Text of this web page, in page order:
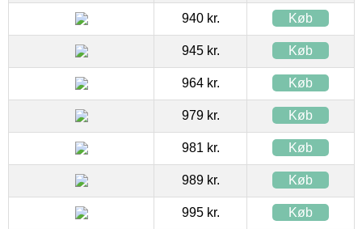
940 kr. Køb
945 kr. Køb
964 kr. Køb
979 kr. Køb
981 kr. Køb
989 kr. Køb
995 kr. Køb